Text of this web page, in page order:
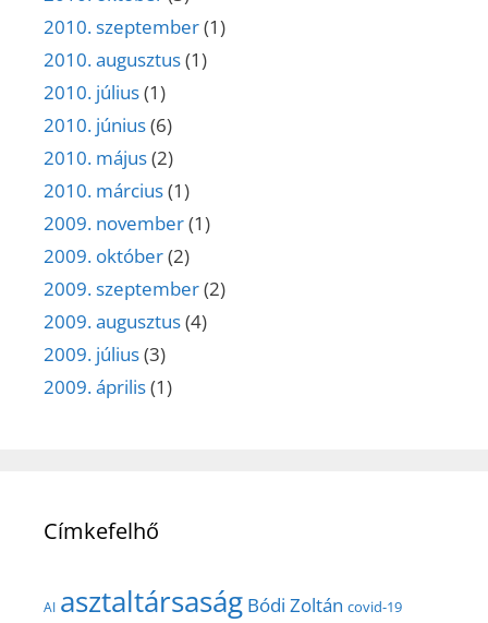
2010. szeptember(1)
2010. augusztus(1)
2010. július(1)
2010. június(6)
2010. május(2)
2010. március(1)
2009. november(1)
2009. október(2)
2009. szeptember(2)
2009. augusztus(4)
2009. július(3)
2009. április(1)
Címkefelhő
AI asztaltársaság Bódi Zoltán covid-19